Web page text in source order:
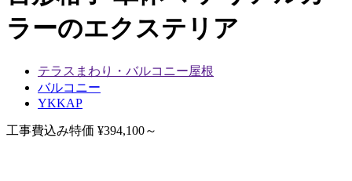
ラーのエクステリア
テラスまわり・バルコニー屋根
バルコニー
YKKAP
工事費込み特価 ¥394,100～